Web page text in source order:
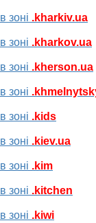
зоні .kharkiv.ua
зоні .kharkov.ua
зоні .kherson.ua
зоні
зоні .kids
зоні .kiev.ua
зоні .kim
зоні .kitchen
зоні .kiwi